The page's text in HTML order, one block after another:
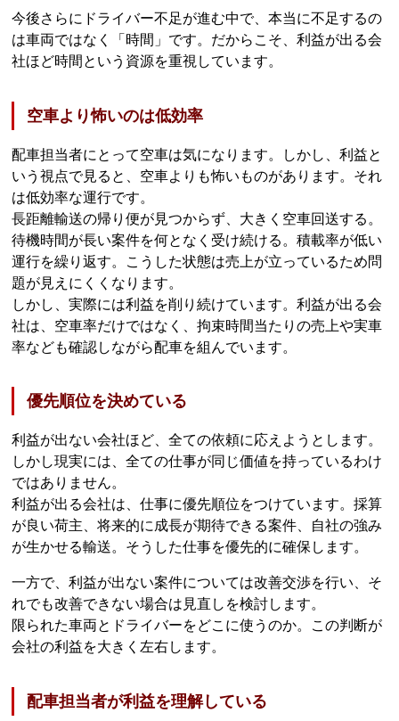
今後さらにドライバー不足が進む中で、本当に不足するの
は車両ではなく「時間」です。だからこそ、利益が出る会
社ほど時間という資源を重視しています。
空車より怖いのは低効率
配車担当者にとって空車は気になります。しかし、利益と
いう視点で見ると、空車よりも怖いものがあります。それ
は低効率な運行です。
長距離輸送の帰り便が見つからず、大きく空車回送する。
待機時間が長い案件を何となく受け続ける。積載率が低い
運行を繰り返す。こうした状態は売上が立っているため問
題が見えにくくなります。
しかし、実際には利益を削り続けています。利益が出る会
社は、空車率だけではなく、拘束時間当たりの売上や実車
率なども確認しながら配車を組んでいます。
優先順位を決めている
利益が出ない会社ほど、全ての依頼に応えようとします。
しかし現実には、全ての仕事が同じ価値を持っているわけ
ではありません。
利益が出る会社は、仕事に優先順位をつけています。採算
が良い荷主、将来的に成長が期待できる案件、自社の強み
が生かせる輸送。そうした仕事を優先的に確保します。
一方で、利益が出ない案件については改善交渉を行い、そ
れでも改善できない場合は見直しを検討します。
限られた車両とドライバーをどこに使うのか。この判断が
会社の利益を大きく左右します。
配車担当者が利益を理解している